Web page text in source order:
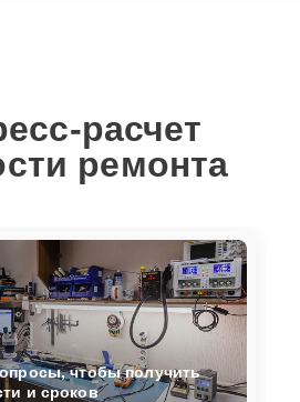
расчет
ремонта
чтобы получить
и сроков